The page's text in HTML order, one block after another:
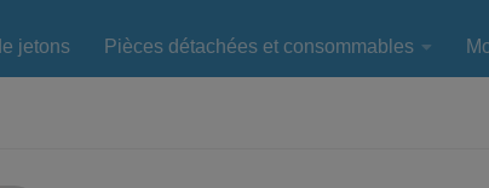
jetons Pièces détachées et consommables